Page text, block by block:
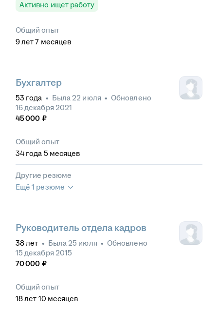
Активно ищет работу
Общий опыт
9лет 7 месяцев
Бухгалтер
53 года • Была 22 июля • Обновлено
16 декабря 2021
45 000 ₽
Общий опыт
34 года 5 месяцев
Другие резюме
Ещё 1 резюме
Руководитель отдела кадров
38лет • Была 25 июля • Обновлено
15 декабря 2015
70 000 ₽
Общий опыт
18лет 10 месяцев